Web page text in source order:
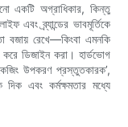
একটি অগ্রাধিকার, কিন্তু
এবং ব্র্যান্ডের ভাবমূর্তিকে
বজায় রেখে—কিংবা এমনকি
ডিজাইন করা। হার্ডভোগ
উপকরণ প্রস্তুতকারক’,
এবং কর্মক্ষমতার মধ্যে